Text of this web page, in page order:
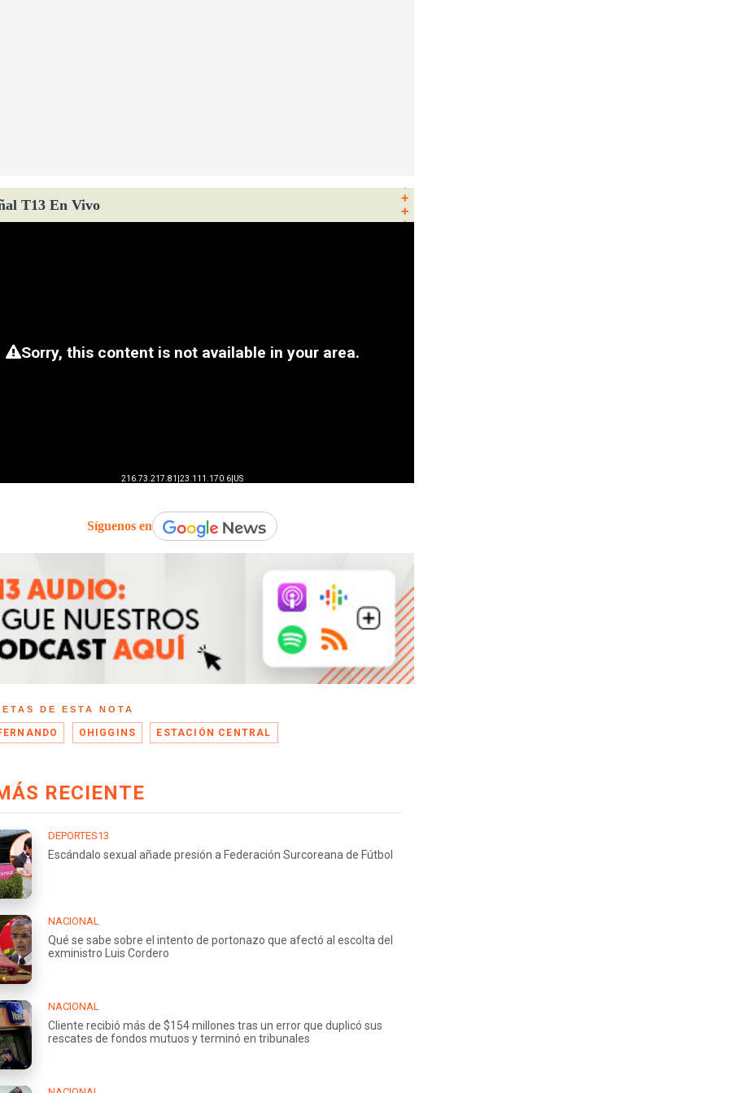
T13 En Vivo
Síguenos en
DE ESTA NOTA
OHIGGINS ESTACIÓN CENTRAL
RECIENTE
DEPORTES13
Escándalo sexual añade presión a Federación Surcoreana de Fútbol
NACIONAL
Qué se sabe sobre el intento de portonazo que afectó al escolta del
exministro Luis Cordero
NACIONAL
Cliente recibió más de $154 millones tras un error que duplicó sus
rescates de fondos mutuos y terminó en tribunales